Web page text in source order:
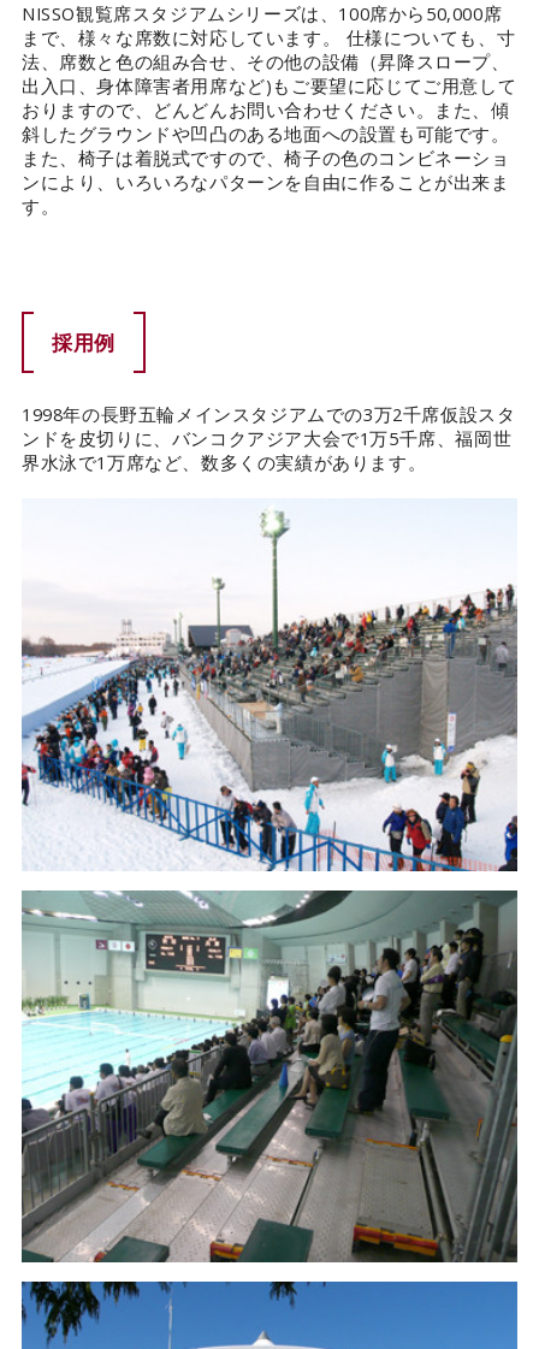
NISSO観覧席スタジアムシリーズは、100席から50,000席
まで、様々な席数に対応しています。 仕様についても、寸
法、席数と色の組み合せ、その他の設備（昇降スロープ、
出入口、身体障害者用席など)もご要望に応じてご用意して
おりますので、どんどんお問い合わせください。また、傾
斜したグラウンドや凹凸のある地面への設置も可能です。
また、椅子は着脱式ですので、椅子の色のコンビネーショ
ンにより、いろいろなパターンを自由に作ることが出来ま
す。
採用例
1998年の長野五輪メインスタジアムでの3万2千席仮設スタ
ンドを皮切りに、バンコクアジア大会で1万5千席、福岡世
界水泳で1万席など、数多くの実績があります。